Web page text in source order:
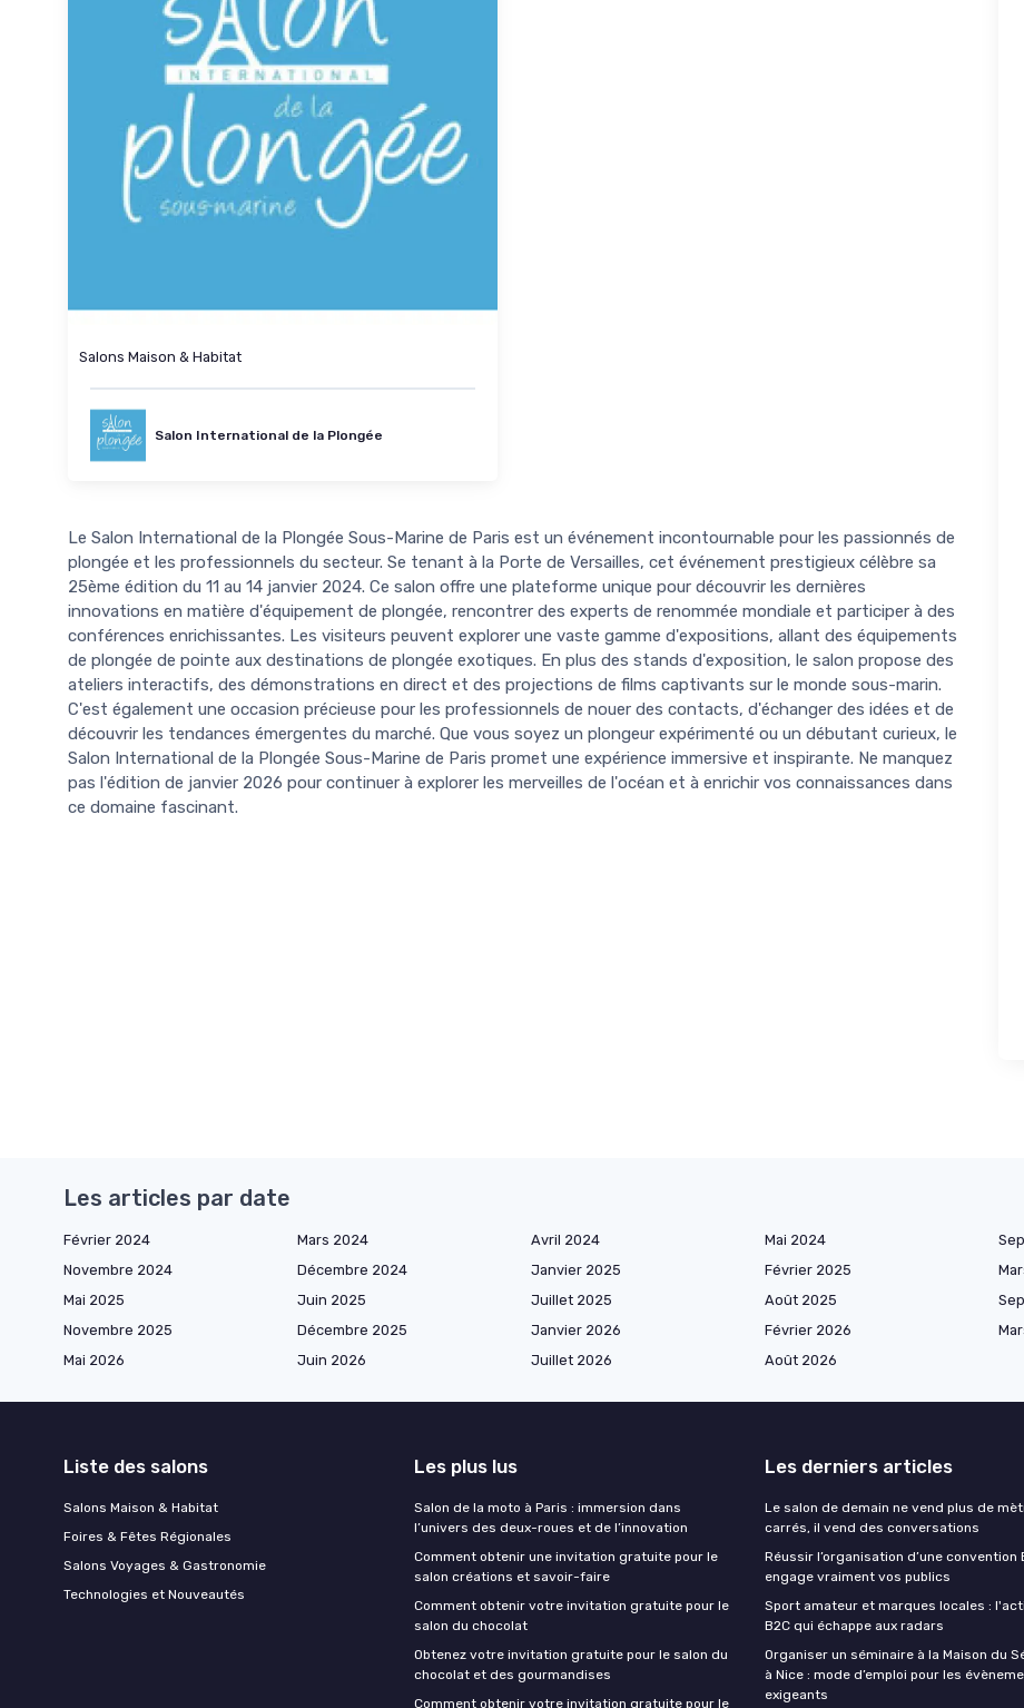
Salons Maison & Habitat
Salon International de la Plongée
Le Salon International de la Plongée Sous-Marine de Paris est un événement incontournable pour les passionnés de
plongée et les professionnels du secteur. Se tenant à la Porte de Versailles, cet événement prestigieux célèbre sa
25ème édition du 11 au 14 janvier 2024. Ce salon offre une plateforme unique pour découvrir les dernières
innovations en matière d'équipement de plongée, rencontrer des experts de renommée mondiale et participer à des
conférences enrichissantes. Les visiteurs peuvent explorer une vaste gamme d'expositions, allant des équipements
de plongée de pointe aux destinations de plongée exotiques. En plus des stands d'exposition, le salon propose des
ateliers interactifs, des démonstrations en direct et des projections de films captivants sur le monde sous-marin.
C'est également une occasion précieuse pour les professionnels de nouer des contacts, d'échanger des idées et de
découvrir les tendances émergentes du marché. Que vous soyez un plongeur expérimenté ou un débutant curieux, le
Salon International de la Plongée Sous-Marine de Paris promet une expérience immersive et inspirante. Ne manquez
pas l'édition de janvier 2026 pour continuer à explorer les merveilles de l'océan et à enrichir vos connaissances dans
ce domaine fascinant.
Les articles par date
Février 2024 Mars 2024 Avril 2024 Mai 2024
Novembre 2024
Décembre 2024 Janvier 2025 Février 2025
Mai 2025
Juin 2025 Juillet 2025 Août 2025
Novembre 2025
Décembre 2025 Janvier 2026 Février 2026
Mai 2026
Juin 2026 Juillet 2026 Août 2026
Liste des salons
Salons Maison & Habitat
Foires & Fêtes Régionales
Salons Voyages & Gastronomie
Technologies et Nouveautés
Les plus lus
Salon de la moto à Paris : immersion dans
l’univers des deux-roues et de l’innovation
Comment obtenir une invitation gratuite pour le
salon créations et savoir-faire
Comment obtenir votre invitation gratuite pour le
salon du chocolat
Obtenez votre invitation gratuite pour le salon du
chocolat et des gourmandises
Comment obtenir votre invitation gratuite pour le
Les derniers articles
Le salon de demain ne vend plus de
carrés, il vend des conversations
Réussir l’organisation d’une convention
engage vraiment vos publics
Sport amateur et marques locales :
B2C qui échappe aux radars
Organiser un séminaire à la Maison du
à Nice : mode d’emploi pour les
exigeants